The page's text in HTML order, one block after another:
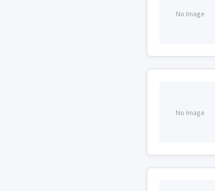
No Image
No Image